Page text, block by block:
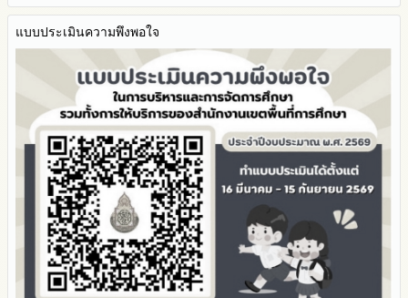
รายงานการกำกับติดตาม
มาตรการส่งเสริมคุณธรรมและความโปร่งใสภายใน สพท.
การนำผลการประเมิน ITA ไปสู่การพัฒนาองค์กร
รายงานผลการดำเนินการเพื่อส่งเสริมคุณธรรมและความโปร่งใส
ภายใน สพท. ประจำปีงบประมาณ
แบบประเมินความพึงพอใจ